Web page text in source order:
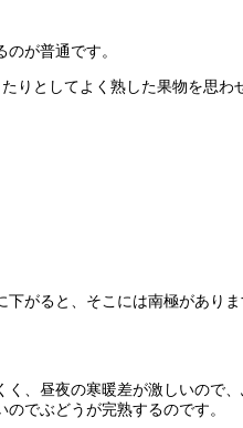
が普通です。
としてよく熟した果物を思わ
がると、そこには南極があり
、昼夜の寒暖差が激しいので
でぶどうが完熟するのです。